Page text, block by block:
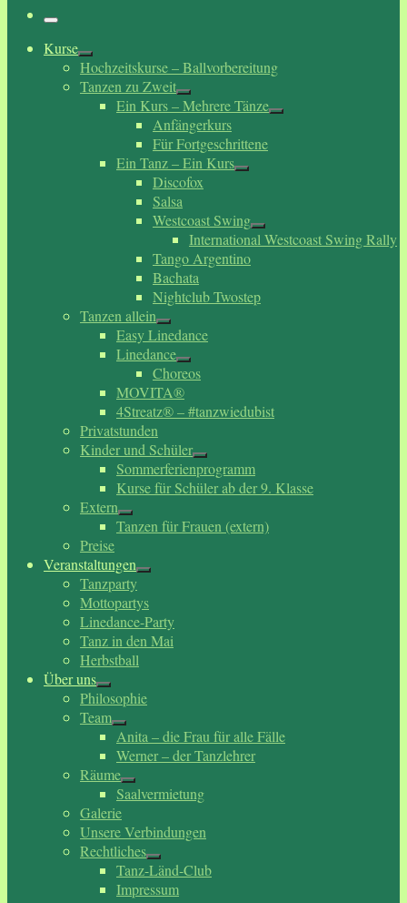
Menü
Kurse
Hochzeitskurse – Ballvorbereitung
Tanzen zu Zweit
Ein Kurs – Mehrere Tänze
Anfängerkurs
Für Fortgeschrittene
Ein Tanz – Ein Kurs
Discofox
Salsa
Westcoast Swing
International Westcoast Swing Rally
Tango Argentino
Bachata
Nightclub Twostep
Tanzen allein
Easy Linedance
Linedance
Choreos
MOVITA®
4Streatz® – #tanzwiedubist
Privatstunden
Kinder und Schüler
Sommerferienprogramm
Kurse für Schüler ab der 9. Klasse
Extern
Tanzen für Frauen (extern)
Preise
Veranstaltungen
Tanzparty
Mottopartys
Linedance-Party
Tanz in den Mai
Herbstball
Über uns
Philosophie
Team
Anita – die Frau für alle Fälle
Werner – der Tanzlehrer
Räume
Saalvermietung
Galerie
Unsere Verbindungen
Rechtliches
Tanz-Länd-Club
Impressum